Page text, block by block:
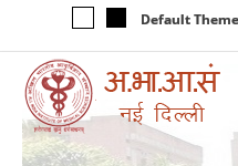
Default Theme